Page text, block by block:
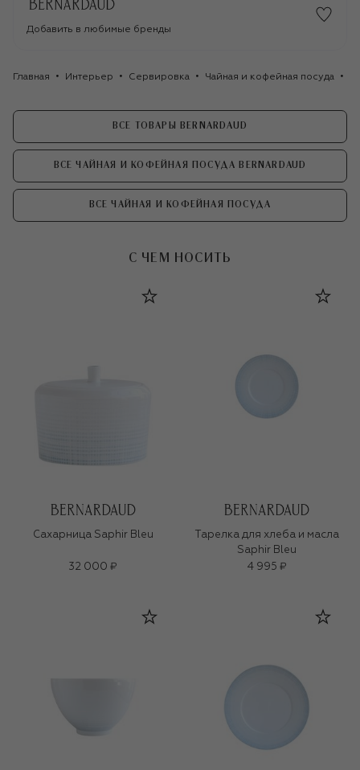
Добавить в любимые бренды
Главная Интерьер Сервировка Чайная и кофейная посуда
ВСЕ ТОВАРЫ BERNARDAUD
ВСЕ ЧАЙНАЯ И КОФЕЙНАЯ ПОСУДА BERNARDAUD
ВСЕ ЧАЙНАЯ И КОФЕЙНАЯ ПОСУДА
С ЧЕМ НОСИТЬ
Сахарница Saphir Bleu
32 000 ₽
Тарелка для хлеба и масла
Saphir Bleu
4 995 ₽